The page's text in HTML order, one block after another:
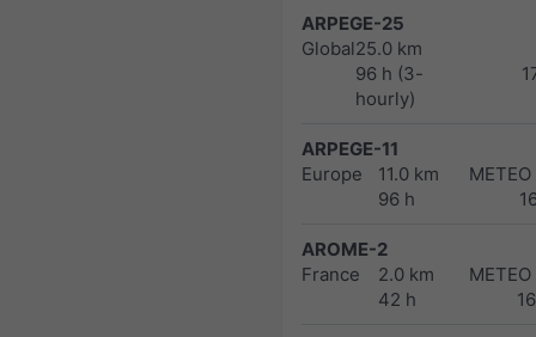
ARPEGE-25
Global25.0 km
96 h (3-
hourly)
ARPEGE-11
Europe
11.0 km
96 h
AROME-2
France
2.0 km
42 h